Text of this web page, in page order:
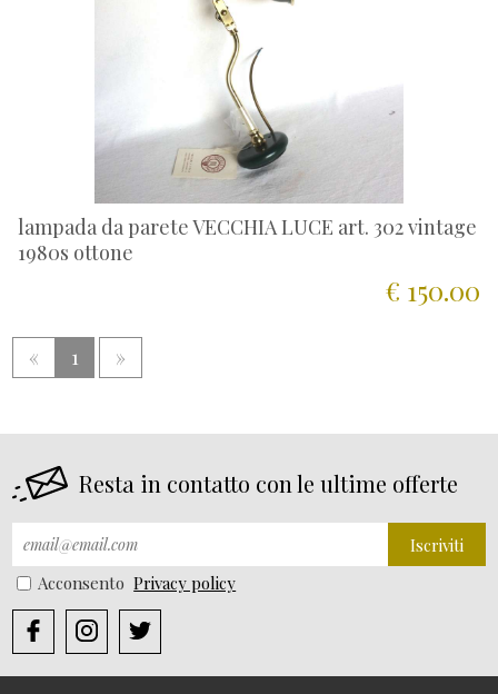
lampada da parete VECCHIA LUCE art. 302 vintage
1980s ottone
€ 150.00
« 1 »
Resta in contatto con le ultime offerte
Iscriviti
Acconsento Privacy policy